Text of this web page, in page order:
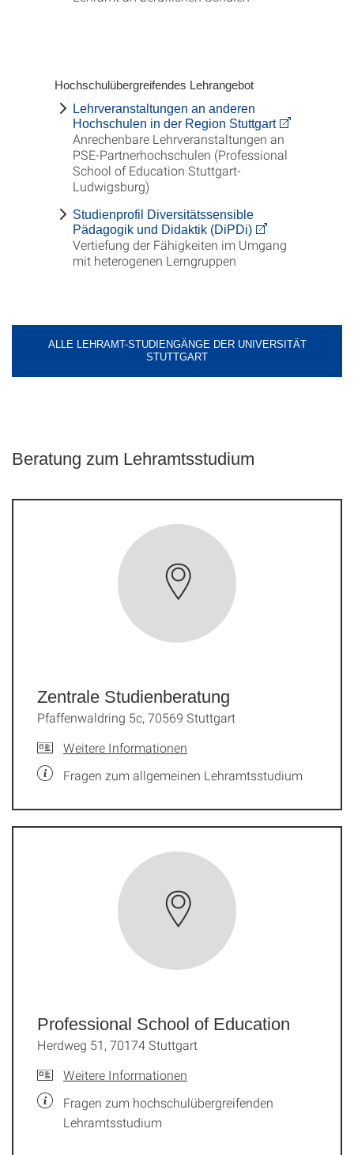
Hochschulübergreifendes Lehrangebot
Lehrveranstaltungen an anderen
Hochschulen in der Region Stuttgart
Anrechenbare Lehrveranstaltungen an
PSE-Partnerhochschulen (Professional
School of Education Stuttgart-
Ludwigsburg)
Studienprofil Diversitätssensible
Pädagogik und Didaktik (DiPDi)
Vertiefung der Fähigkeiten im Umgang
mit heterogenen Lerngruppen
ALLE LEHRAMT-STUDIENGÄNGE DER UNIVERSITÄT
STUTTGART
Beratung zum Lehramtsstudium
Zentrale Studienberatung
Pfaffenwaldring 5c, 70569 Stuttgart
Weitere Informationen
Fragen zum allgemeinen Lehramtsstudium
Professional School of Education
Herdweg 51, 70174 Stuttgart
Weitere Informationen
Fragen zum hochschulübergreifenden
Lehramtsstudium